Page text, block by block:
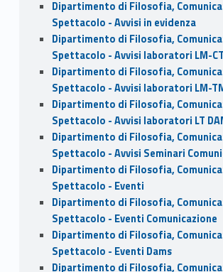
Dipartimento di Filosofia,
Spettacolo - Avvisi in evidenza
Dipartimento di Filosofia,
Spettacolo - Avvisi laboratori LM-
Dipartimento di Filosofia,
Spettacolo - Avvisi laboratori LM-
Dipartimento di Filosofia,
Spettacolo - Avvisi laboratori LT
Dipartimento di Filosofia,
Spettacolo - Avvisi Seminari
Dipartimento di Filosofia,
Spettacolo - Eventi
Dipartimento di Filosofia,
Spettacolo - Eventi Comunicazione
Dipartimento di Filosofia,
Spettacolo - Eventi Dams
Dipartimento di Filosofia,